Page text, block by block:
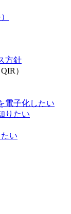
方針
）
電子化したい
りたい
い